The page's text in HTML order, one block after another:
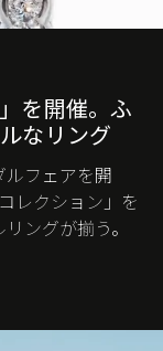
を開催。ふ
なリング
ルフェアを開
レクション」を
ングが揃う。